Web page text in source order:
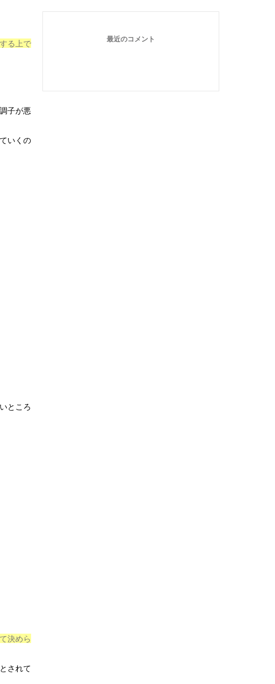
る上で
子が悪
いくの
ところ
決めら
されて
最近のコメント